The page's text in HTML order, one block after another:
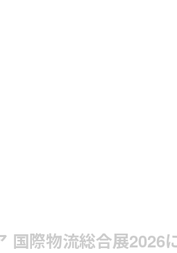
国際物流総合展2026